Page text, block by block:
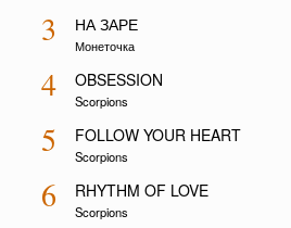
3 НА ЗАРЕ
Монеточка
4 OBSESSION
Scorpions
5 FOLLOW YOUR HEART
Scorpions
6 RHYTHM OF LOVE
Scorpions